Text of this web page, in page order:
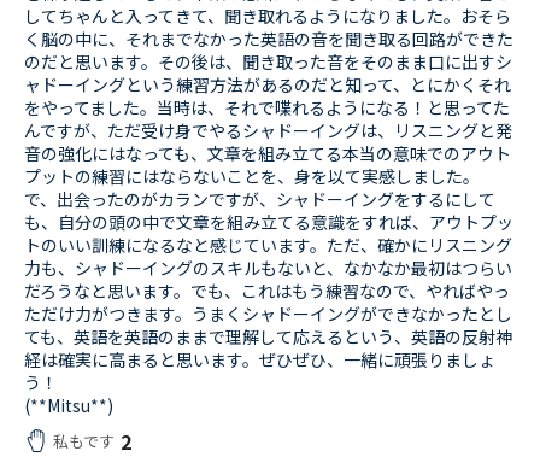
してちゃんと入ってきて、聞き取れるようになりました。おそら
く脳の中に、それまでなかった英語の音を聞き取る回路ができた
のだと思います。その後は、聞き取った音をそのまま口に出すシ
ャドーイングという練習方法があるのだと知って、とにかくそれ
をやってました。当時は、それで喋れるようになる！と思ってた
んですが、ただ受け身でやるシャドーイングは、リスニングと発
音の強化にはなっても、文章を組み立てる本当の意味でのアウト
プットの練習にはならないことを、身を以て実感しました。
で、出会ったのがカランですが、シャドーイングをするにして
も、自分の頭の中で文章を組み立てる意識をすれば、アウトプッ
トのいい訓練になるなと感じています。ただ、確かにリスニング
力も、シャドーイングのスキルもないと、なかなか最初はつらい
だろうなと思います。でも、これはもう練習なので、やればやっ
ただけ力がつきます。うまくシャドーイングができなかったとし
ても、英語を英語のままで理解して応えるという、英語の反射神
経は確実に高まると思います。ぜひぜひ、一緒に頑張りましょ
う！
(**Mitsu**)
私もです 2